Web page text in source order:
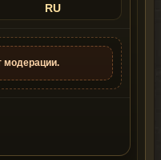
RU
модерации.